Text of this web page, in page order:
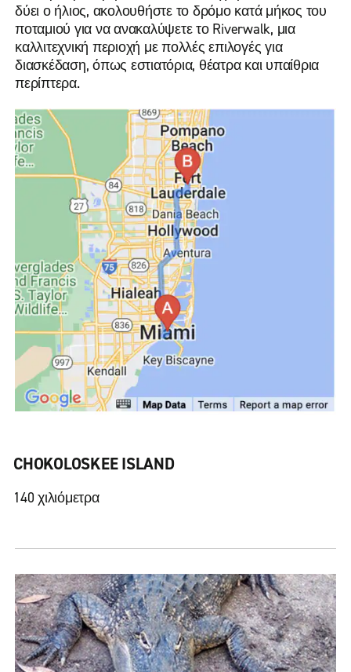
δύει ο ήλιος, ακολουθήστε το δρόμο κατά μήκος του
ποταμιού για να ανακαλύψετε το Riverwalk, μια
καλλιτεχνική περιοχή με πολλές επιλογές για
διασκέδαση, όπως εστιατόρια, θέατρα και υπαίθρια
περίπτερα.
CHOKOLOSKEE ISLAND
140 χιλιόμετρα